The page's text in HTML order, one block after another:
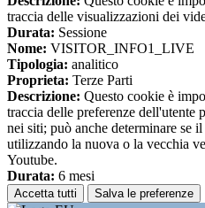
traccia delle visualizzazioni dei
Durata: Sessione
Nome: VISITOR_INFO1_LIVE
Tipologia: analitico
Proprieta: Terze Parti
Descrizione: Questo cookie è
traccia delle preferenze dell'utente
nei siti; può anche determinare se
utilizzando la nuova o la vecchia
Youtube.
Durata: 6 mesi
Accetta tutti Salva le preferenze